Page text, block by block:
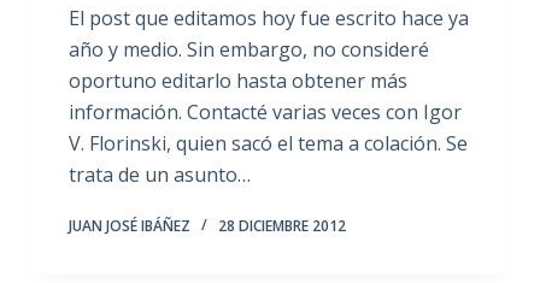
El post que editamos hoy fue escrito hace ya
año y medio. Sin embargo, no consideré
oportuno editarlo hasta obtener más
información. Contacté varias veces con Igor
V. Florinski, quien sacó el tema a colación. Se
trata de un asunto…
JUAN JOSÉ IBÁÑEZ 28 DICIEMBRE 2012